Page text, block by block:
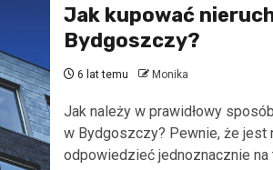
Jak kupować
Bydgoszczy?
6 lat temu Monika
Jak należy w prawidłowy
w Bydgoszczy? Pewnie, że jest
odpowiedzieć jednoznacznie na